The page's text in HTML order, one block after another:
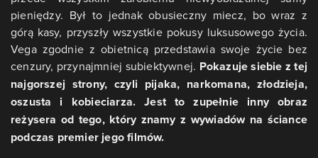
pieniędzy. Był to jednak obusieczny miecz, bo wraz z
górą kasy, przyszły wszystkie pokusy luksusowego życia.
Vega zgodnie z obietnicą przedstawia swoje życie bez
cenzury, przynajmniej subiektywnej. Pokazuje siebie z tej
najgorszej strony, czyli pijaka, narkomana, złodzieja,
oszusta i kobieciarza. Jest to zupełnie inny obraz
reżysera od tego, który znamy z wywiadów na ściance
podczas premier jego filmów.